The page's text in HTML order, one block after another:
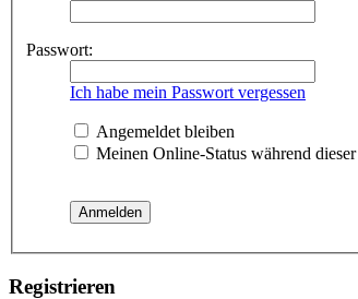
Passwort:
Ich habe mein Passwort vergessen
Angemeldet bleiben
Meinen Online-Status während
Registrieren